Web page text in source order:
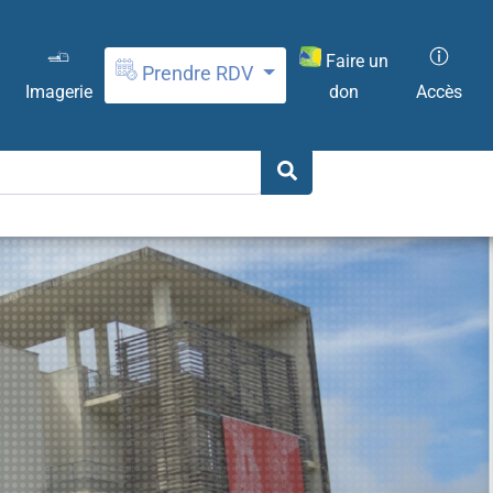
Imagerie
Prendre RDV
Faire un
don
Accès